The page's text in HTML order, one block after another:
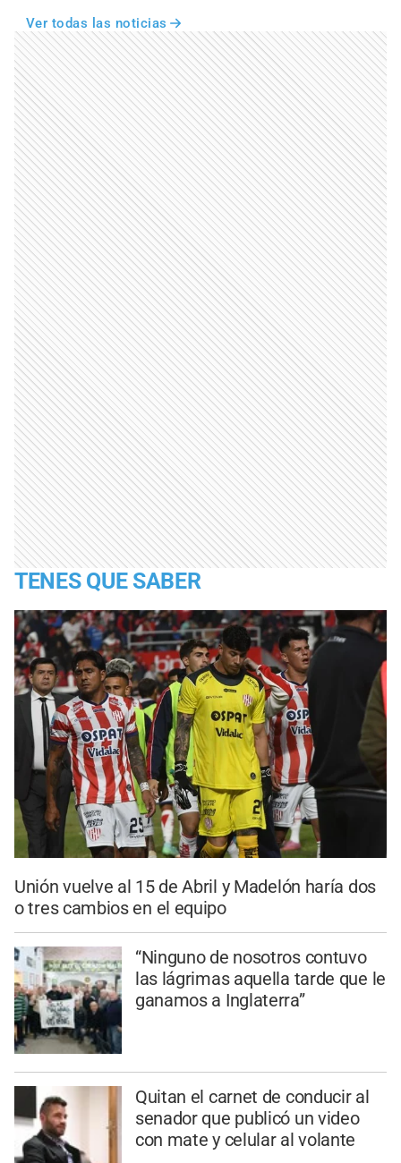
Ver todas las noticias
TENES QUE SABER
Unión vuelve al 15 de Abril y Madelón haría dos
o tres cambios en el equipo
“Ninguno de nosotros contuvo
las lágrimas aquella tarde que le
ganamos a Inglaterra”
Quitan el carnet de conducir al
senador que publicó un video
con mate y celular al volante